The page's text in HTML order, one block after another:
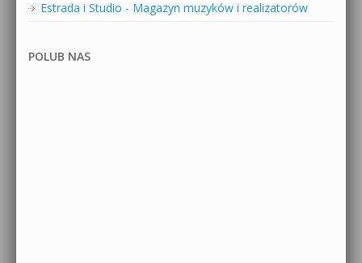
Estrada i Studio - Magazyn muzyków i realizatorów
POLUB NAS